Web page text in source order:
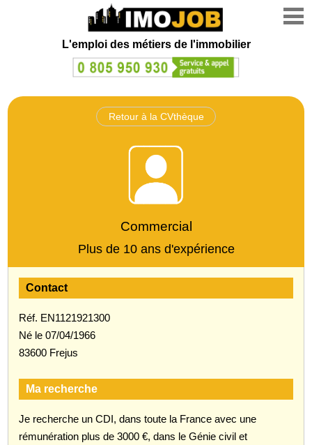
L'emploi des métiers de l'immobilier
Retour à la CVthèque
Commercial
Plus de 10 ans d'expérience
Contact
Réf. EN1121921300
Né le 07/04/1966
83600 Frejus
Ma recherche
Je recherche un CDI, dans toute la France avec une
rémunération plus de 3000 €, dans le Génie civil et